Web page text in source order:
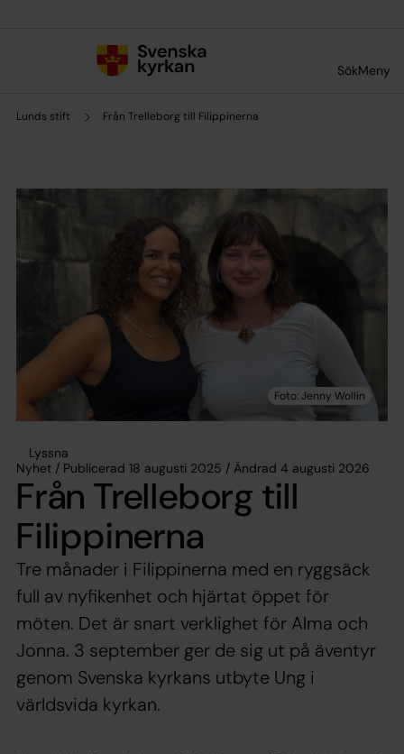
SökMeny
Lunds stift Från Trelleborg till Filippinerna
Lyssna
Nyhet / Publicerad 18 augusti 2025 / Ändrad 4 augusti 2026
Från Trelleborg till
Filippinerna
Tre månader i Filippinerna med en ryggsäck
full av nyfikenhet och hjärtat öppet för
möten. Det är snart verklighet för Alma och
Jonna. 3 september ger de sig ut på äventyr
genom Svenska kyrkans utbyte Ung i
världsvida kyrkan.